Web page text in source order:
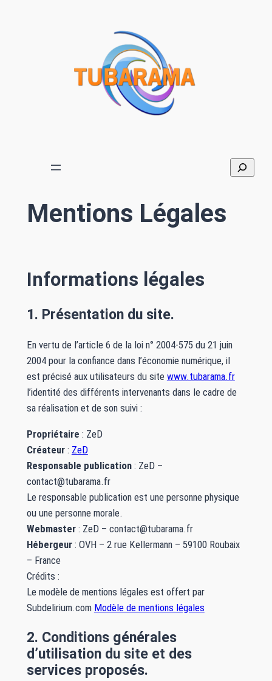
Mentions Légales
Informations légales
1. Présentation du site.
En vertu de l’article 6 de la loi n° 2004-575 du 21 juin
2004 pour la confiance dans l’économie numérique, il
est précisé aux utilisateurs du site www.tubarama.fr
l’identité des différents intervenants dans le cadre de
sa réalisation et de son suivi :
Propriétaire : ZeD
Créateur: ZeD
Responsable publication: ZeD –
contact@tubarama.fr
Le responsable publication est une personne physique
ou une personne morale.
Webmaster: ZeD – contact@tubarama.fr
Hébergeur: OVH – 2 rue Kellermann – 59100 Roubaix
– France
Crédits :
Le modèle de mentions légales est offert par
Subdelirium.com Modèle de mentions légales
2. Conditions générales
d’utilisation du site et des
services proposés.